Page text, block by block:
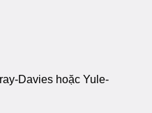
Davies hoặc Yule-